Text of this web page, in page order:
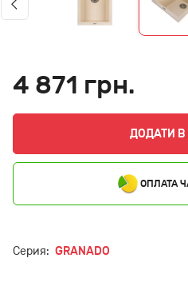
4 871 грн.
ДОДАТИ
ОПЛАТА
Серия: GRANADO